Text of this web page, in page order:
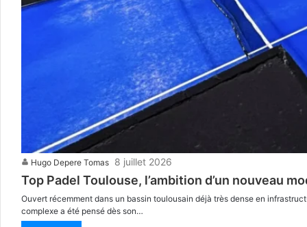
Hugo Depere Tomas 8 juillet 2026
Top Padel Toulouse, l’ambition d’un nouveau
Ouvert récemment dans un bassin toulousain déjà très dense en
complexe a été pensé dès son…